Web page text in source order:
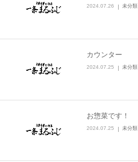
2024.07.26 未分類
カウンター
2024.07.25 未分類
お惣菜です！
2024.07.25 未分類